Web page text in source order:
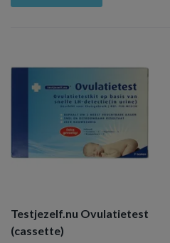
Testjezelf.nu Ovulatietest
(cassette)